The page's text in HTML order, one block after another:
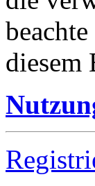
diesem